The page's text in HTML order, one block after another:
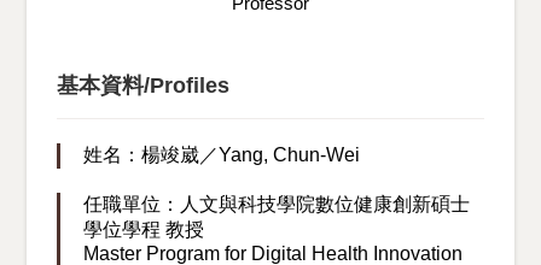
基本資料/Profiles
姓名：楊竣崴／Yang, Chun-Wei
任職單位：人文與科技學院數位健康創新碩士
學位學程 教授
Master Program for Digital Health Innovation